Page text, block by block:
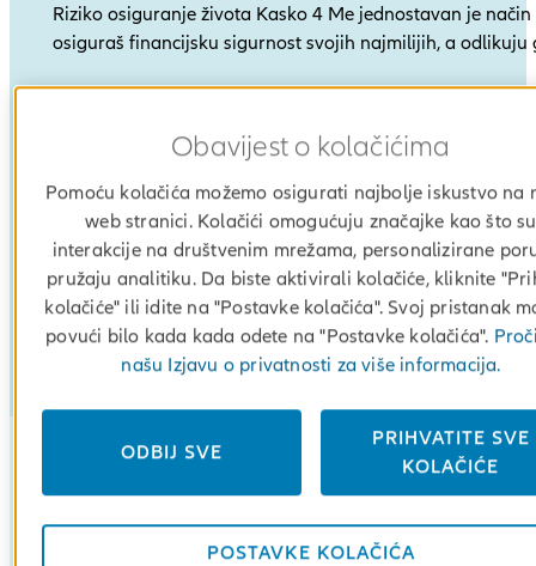
Riziko osiguranje života Kasko 4 Me jednostavan je način
osiguraš financijsku sigurnost svojih najmilijih, a odlikuju
mjesečno.
Bez štedne ili investicijske komponente –plaćaš
za zaštitu.
Jasna pravila – nema kompliciranih opcija, nema
skrivenih troškova.
Dogodi li se osigurani
Obavijest o kolačićima
Pomoću kolačića možemo osigurati najbolje iskustvo na
web stranici. Kolačići omogućuju značajke kao što su
interakcije na društvenim mrežama, personalizirane
pružaju analitiku. Da biste aktivirali kolačiće, kliknite
kolačiće" ili idite na "Postavke kolačića". Svoj pristanak
povući bilo kada kada odete na "Postavke kolačića".
našu Izjavu o privatnosti za više informacija.
ODBIJ SVE
PRIHVATITE SVE
KOLAČIĆE
POSTAVKE KOLAČIĆA